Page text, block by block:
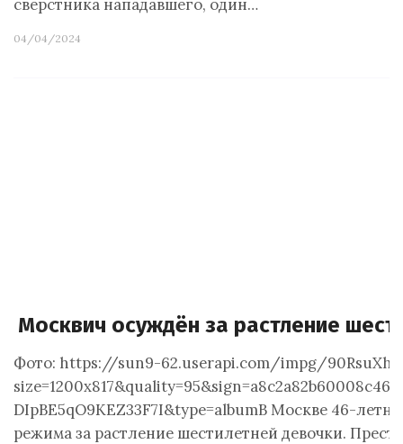
сверстника нападавшего, один…
04/04/2024
Москвич осуждён за растление
Фото: https://sun9-62.userapi.com/impg/
DIpBE5qO9KEZ33F7I&type=albumВ Москве 46-
режима за растление шестилетней девочки.